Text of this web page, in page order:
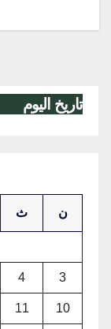
تاريخ اليوم
ن ث
3
4
10
11